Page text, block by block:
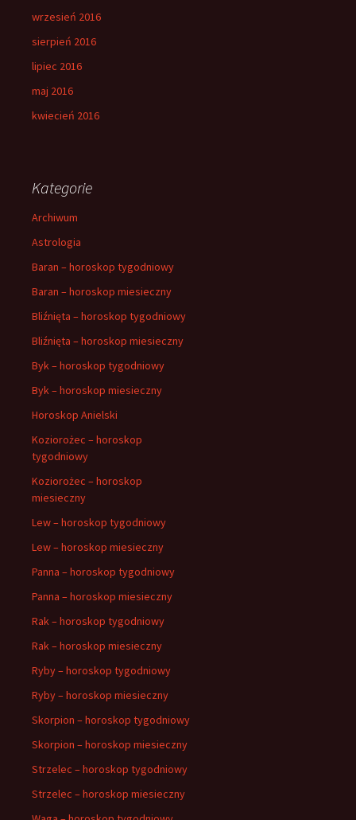
wrzesień 2016
sierpień 2016
lipiec 2016
maj 2016
kwiecień 2016
Kategorie
Archiwum
Astrologia
Baran – horoskop tygodniowy
Baran – horoskop miesieczny
Bliźnięta – horoskop tygodniowy
Bliźnięta – horoskop miesieczny
Byk – horoskop tygodniowy
Byk – horoskop miesieczny
Horoskop Anielski
Koziorożec – horoskop
tygodniowy
Koziorożec – horoskop
miesieczny
Lew – horoskop tygodniowy
Lew – horoskop miesieczny
Panna – horoskop tygodniowy
Panna – horoskop miesieczny
Rak – horoskop tygodniowy
Rak – horoskop miesieczny
Ryby – horoskop tygodniowy
Ryby – horoskop miesieczny
Skorpion – horoskop tygodniowy
Skorpion – horoskop miesieczny
Strzelec – horoskop tygodniowy
Strzelec – horoskop miesieczny